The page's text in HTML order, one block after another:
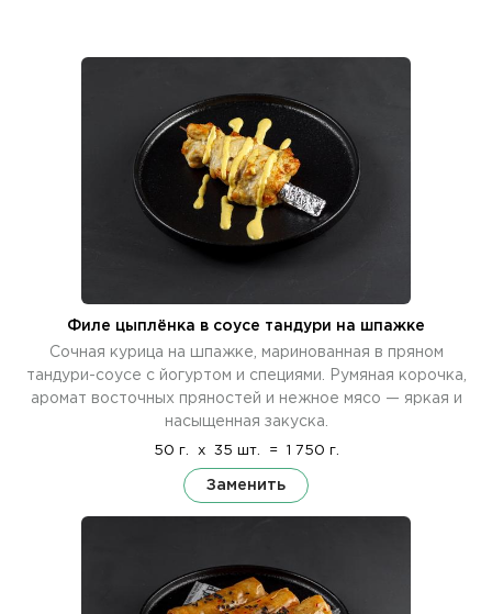
Филе цыплёнка в соусе тандури на шпажке
Сочная курица на шпажке, маринованная в пряном
тандури-соусе с йогуртом и специями. Румяная корочка,
аромат восточных пряностей и нежное мясо — яркая и
насыщенная закуска.
50 г. x 35 шт. = 1 750 г.
Заменить